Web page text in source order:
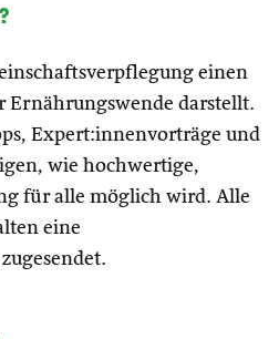
einen
Ernährungswende darstellt.
Expert:innenvorträge und
wie hochwertige,
für alle möglich wird. Alle
eine